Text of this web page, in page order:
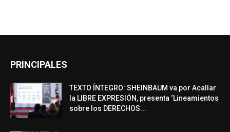
PRINCIPALES
TEXTO ÍNTEGRO: SHEINBAUM va por Acallar
la LIBRE EXPRESIÓN, presenta ‘Lineamientos
sobre los DERECHOS...